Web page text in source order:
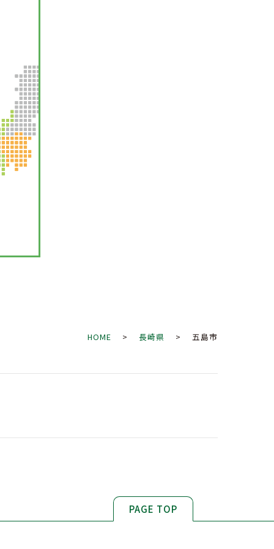
HOME > 長崎県 > 五島市
PAGE TOP